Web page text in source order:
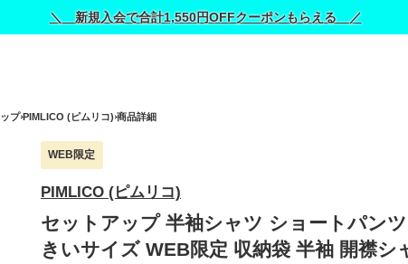
＼ 新規入会で合計1,550円OFFクーポンもらえる ／
プ PIMLICO (ピムリコ) 商品詳細
WEB限定
PIMLICO (ピムリコ)
セットアップ 半袖シャツ ショートパン
きいサイズ WEB限定 収納袋 半袖 開襟シ